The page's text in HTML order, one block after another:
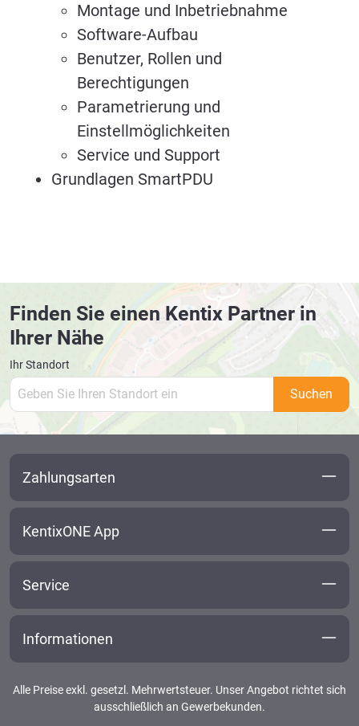
Montage und Inbetriebnahme
Software-Aufbau
Benutzer, Rollen und
Berechtigungen
Parametrierung und
Einstellmöglichkeiten
Service und Support
Grundlagen SmartPDU
Finden Sie einen Kentix Partner in
Ihrer Nähe
Ihr Standort
Suchen
Zahlungsarten
KentixONE App
Service
Informationen
Alle Preise exkl. gesetzl. Mehrwertsteuer. Unser Angebot richtet sich
ausschließlich an Gewerbekunden.